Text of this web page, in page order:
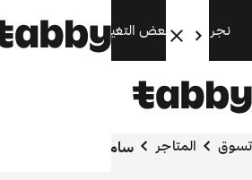
نجري الآن بعض التغييرات. سنعود قريبًا.
تسوق المتاجر سامسونيت